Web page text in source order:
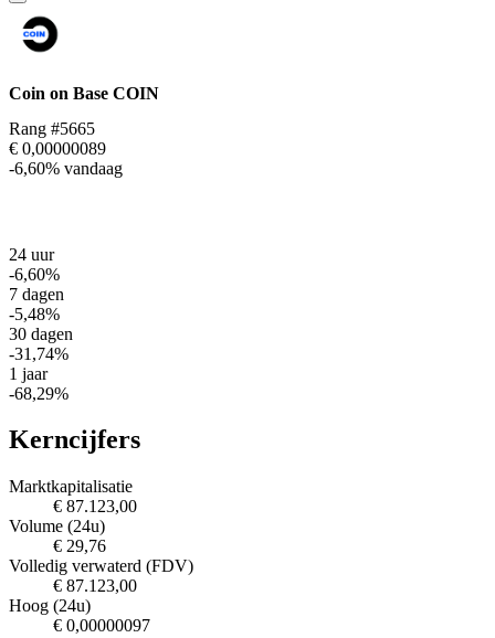
Coin on Base COIN
Rang #5665
€ 0,00000089
-6,60% vandaag
24 uur
-6,60%
7 dagen
-5,48%
30 dagen
-31,74%
1 jaar
-68,29%
Kerncijfers
Marktkapitalisatie
€ 87.123,00
Volume (24u)
€ 29,76
Volledig verwaterd (FDV)
€ 87.123,00
Hoog (24u)
€ 0,00000097